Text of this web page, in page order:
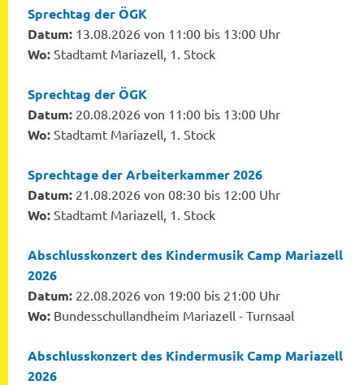
Sprechtag der ÖGK
Datum: 13.08.2026 von 11:00 bis 13:00 Uhr
Wo: Stadtamt Mariazell, 1. Stock
Sprechtag der ÖGK
Datum: 20.08.2026 von 11:00 bis 13:00 Uhr
Wo: Stadtamt Mariazell, 1. Stock
Sprechtage der Arbeiterkammer 2026
Datum: 21.08.2026 von 08:30 bis 12:00 Uhr
Wo: Stadtamt Mariazell, 1. Stock
Abschlusskonzert des Kindermusik Camp Mariazell
2026
Datum: 22.08.2026 von 19:00 bis 21:00 Uhr
Wo: Bundesschullandheim Mariazell - Turnsaal
Abschlusskonzert des Kindermusik Camp Mariazell
2026